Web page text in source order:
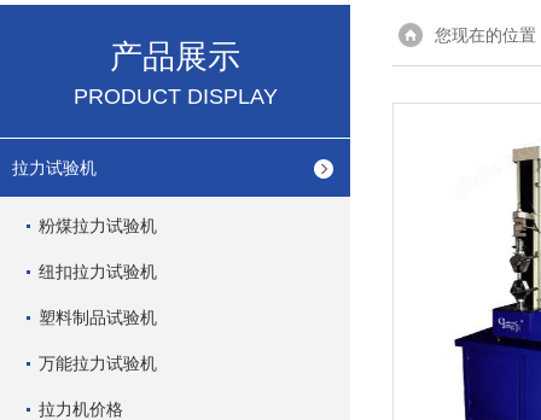
产品展示
PRODUCT DISPLAY
拉力试验机
粉煤拉力试验机
纽扣拉力试验机
塑料制品试验机
万能拉力试验机
拉力机价格
您现在的位置